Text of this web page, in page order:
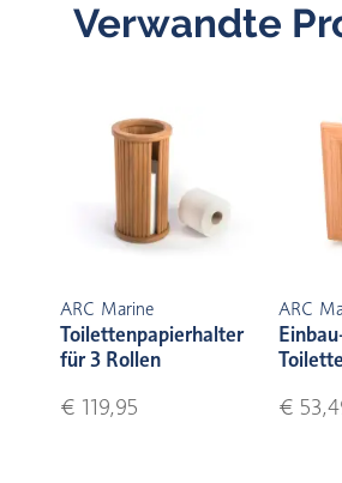
Verwandte
ARC Marine
Toilettenpapierhalter
für 3 Rollen
€ 119,95
ARC
€